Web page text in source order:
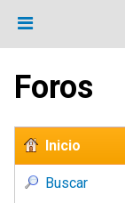
Foros
Inicio
Buscar